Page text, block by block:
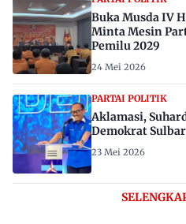
Buka Musda IV
Minta Mesin
Pemilu 2029
24 Mei 2026
PARTAI POLITIK
Aklamasi,
Demokrat Sulbar
23 Mei 2026